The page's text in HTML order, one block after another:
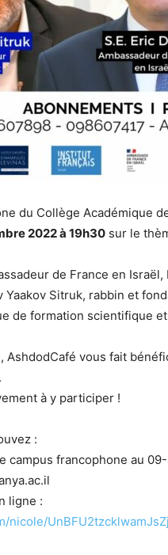
du Collège Académique
2022 à 19h30 sur le
de France en
Yaakov Sitruk, rabbin et
de formation scientifique
AshdodCafé vous fait
à y participer !
:
campus francophone au
ligne :
nicole/